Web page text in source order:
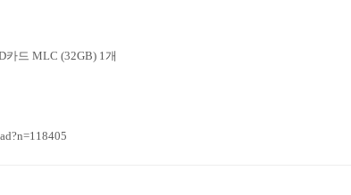
카드 MLC (32GB) 1개